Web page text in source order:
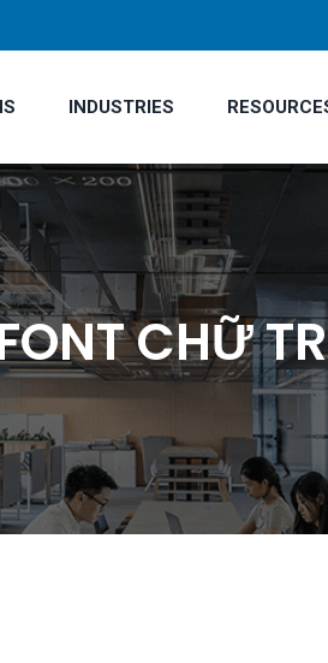
INDUSTRIES
CHỮ